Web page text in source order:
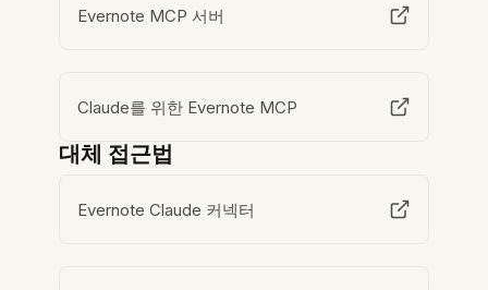
Evernote MCP 서버
Claude를 위한 Evernote MCP
대체 접근법
Evernote Claude 커넥터